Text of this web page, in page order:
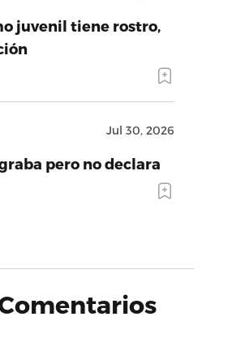
juvenil tiene rostro,
Jul 30, 2026
pero no declara